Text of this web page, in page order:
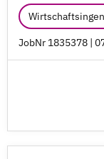
JobNr 1835378 |